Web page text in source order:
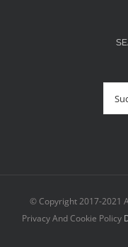
© Copyright 2017-2021
Privacy And Cookie Policy